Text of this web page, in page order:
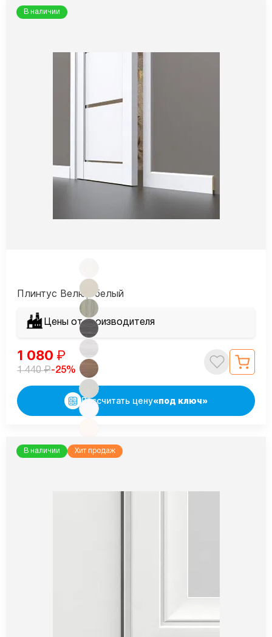
В наличии
Плинтус Велюр белый
Цены от производителя
1 080 ₽
1 440₽-25%
Рассчитать цену«под ключ»
В наличии Хит продаж